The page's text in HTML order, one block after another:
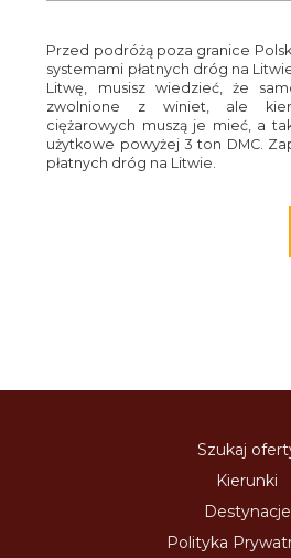
Przed podróżą poza granice
systemami płatnych dróg na
Litwę, musisz wiedzieć, że
zwolnione z winiet, ale
ciężarowych muszą je mieć, a
użytkowe powyżej 3 ton DMC.
płatnych dróg na Litwie.
Szukaj
Kierunki
Destynacje
Polityka